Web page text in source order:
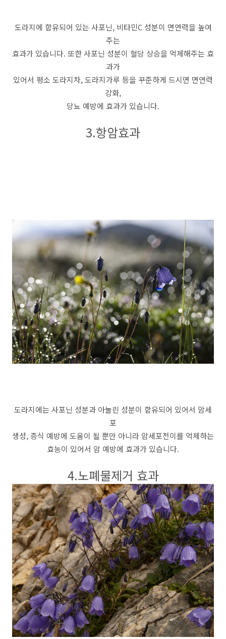
도라지에 함유되어 있는 사포닌, 비타민C 성분이 면연력을 높여
주는
효과가 있습니다. 또한 사포닌 성분이 혈당 상승을 억제해주는 효
과가
있어서 평소 도라지차, 도라지가루 등을 꾸준하게 드시면 면연력
강화,
당뇨 예방에 효과가 있습니다.
3.항암효과
도라지에는 사포닌 성분과 아눌린 성분이 함유되어 있어서 암세
포
생성, 증식 예방에 도움이 될 뿐만 아니라 암세포전이를 억제하는
효능이 있어서 암 예방에 효과가 있습니다.
4.노폐물제거 효과